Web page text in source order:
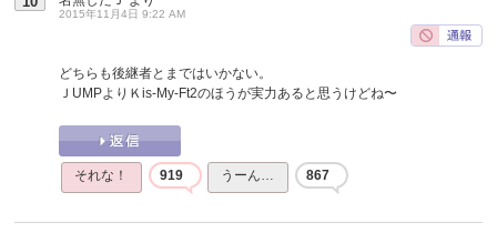
2015年11月4日 9:22 AM
どちらも後継者とまではいかない。
ＪUMPよりＫis-My-Ft2のほうが実力あると思うけどね〜
それな！ 919 うーん… 867